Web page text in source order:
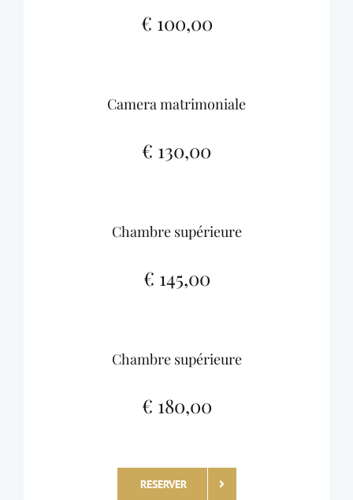
€ 100,00
Camera matrimoniale
€ 130,00
Chambre supérieure
€ 145,00
Chambre supérieure
€ 180,00
RESERVER